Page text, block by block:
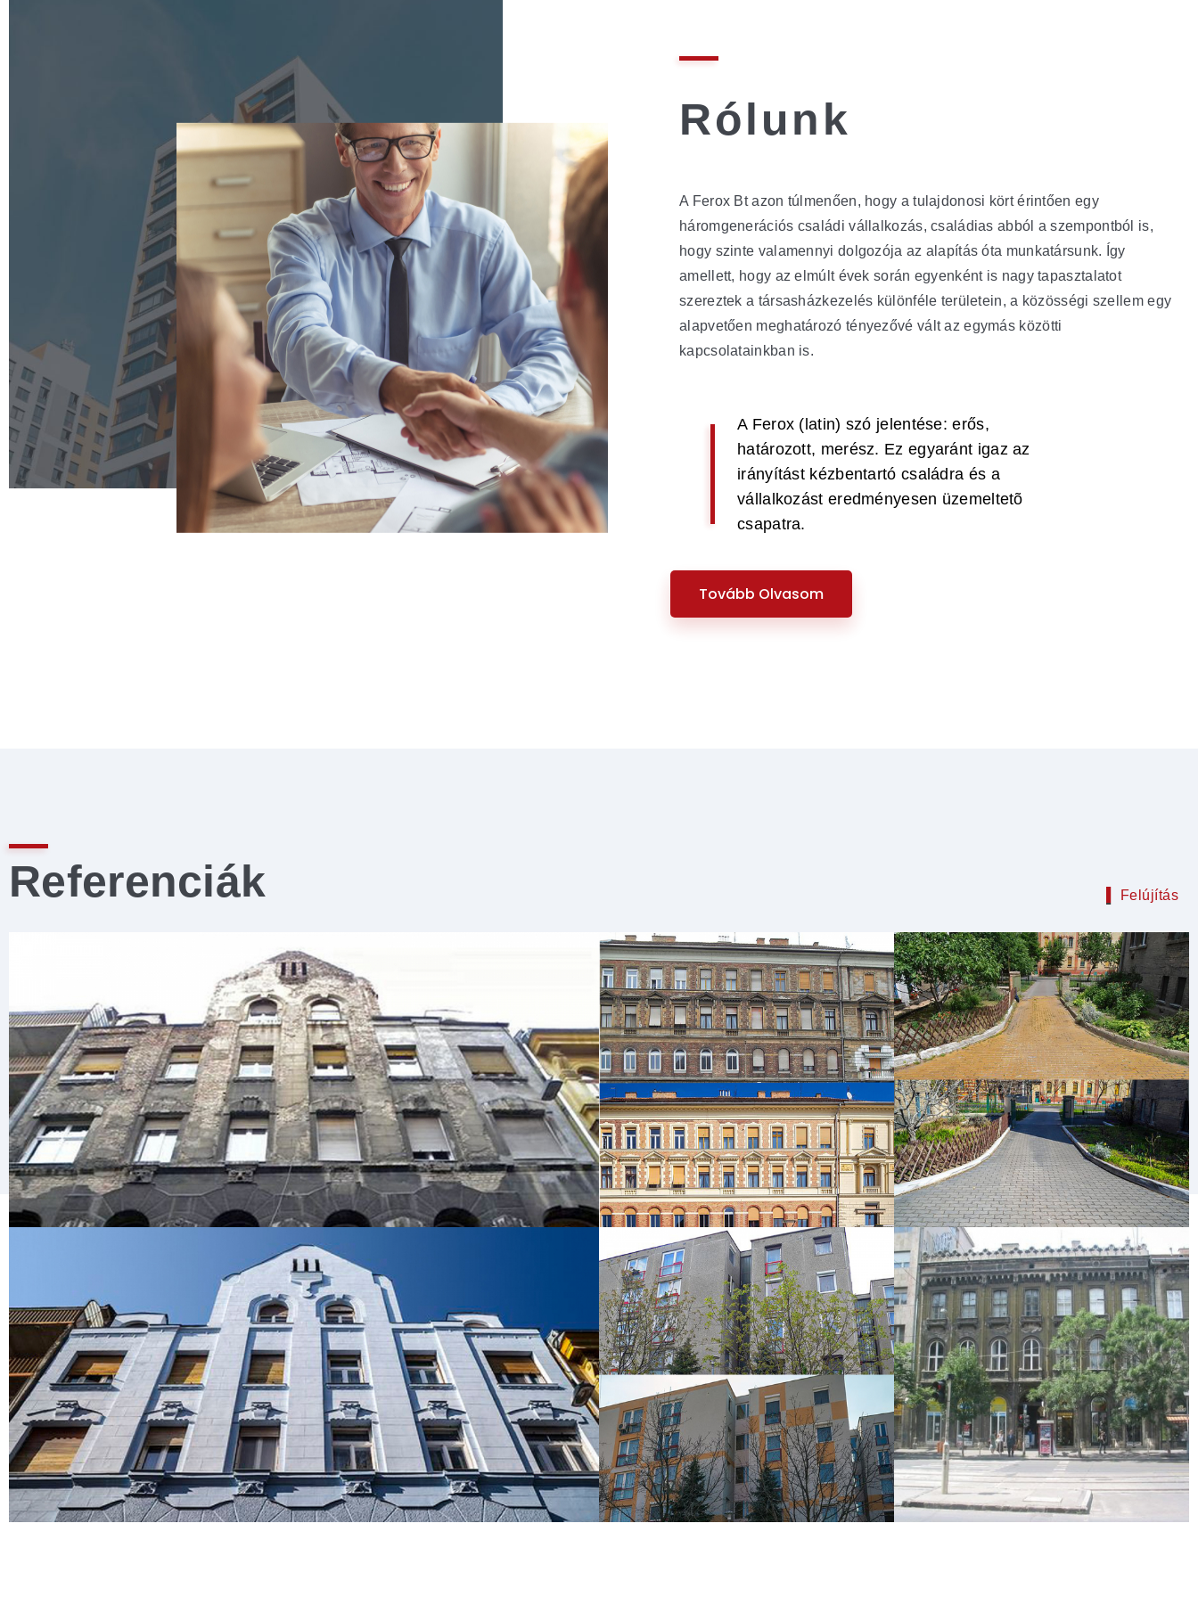
Rólunk
A Ferox Bt azon túlmenően, hogy a tulajdonosi kört érintően egy
háromgenerációs családi vállalkozás, családias abból a szempontból is,
hogy szinte valamennyi dolgozója az alapítás óta munkatársunk. Így
amellett, hogy az elmúlt évek során egyenként is nagy tapasztalatot
szereztek a társasházkezelés különféle területein, a közösségi szellem egy
alapvetően meghatározó tényezővé vált az egymás közötti
kapcsolatainkban is.
A Ferox (latin) szó jelentése: erős,
határozott, merész. Ez egyaránt igaz az
irányítást kézbentartó családra és a
vállalkozást eredményesen üzemeltetõ
csapatra.
Tovább Olvasom
Referenciák Felújítás